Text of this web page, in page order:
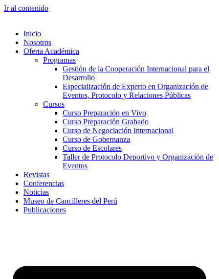
Ir al contenido
Inicio
Nosotros
Oferta Académica
Programas
Gestión de la Cooperación Internacional para el
Desarrollo
Especialización de Experto en Organización de
Eventos, Protocolo y Relaciones Públicas
Cursos
Curso Preparación en Vivo
Curso Preparación Grabado
Curso de Negociación Internacional
Curso de Gobernanza
Curso de Escolares
Taller de Protocolo Deportivo y Organización de
Eventos
Revistas
Conferencias
Noticias
Museo de Cancilleres del Perú
Publicaciones